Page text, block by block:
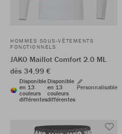
HOMMES SOUS-VÊTEMENTS
FONCTIONNELS
JAKO Maillot Comfort 2.0 ML
dès 34,99 €
Disponible
en 13
couleurs
différentes
Disponible
en 13
couleurs
différentes
Personnalisable